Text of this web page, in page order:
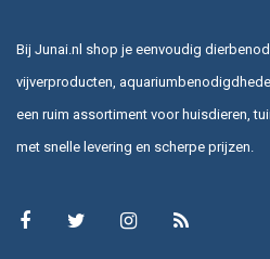
Bij Junai.nl shop je eenvoudig
vijverproducten,
een ruim assortiment voor huisdieren,
met snelle levering en scherpe prijzen.